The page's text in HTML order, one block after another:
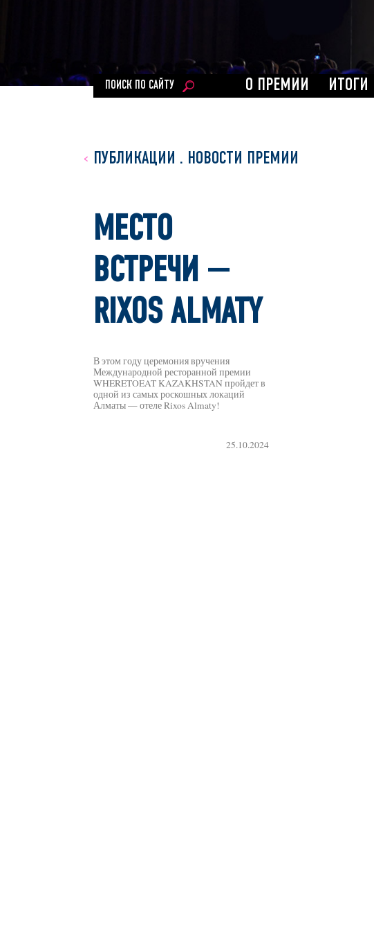
О ПРЕМИИ ИТОГИ
ПОИСК ПО САЙТУ
ПУБЛИКАЦИИ . НОВОСТИ ПРЕМИИ
МЕСТО
ВСТРЕЧИ —
RIXOS ALMATY
В этом году церемония вручения
Международной ресторанной премии
WHERETOEAT KAZAKHSTAN пройдет в
одной из самых роскошных локаций
Алматы — отеле Rixos Almaty!
25.10.2024